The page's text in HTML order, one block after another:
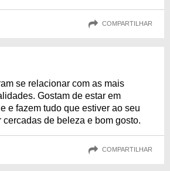
COMPARTILHAR
se relacionar com as mais
Gostam de estar em
e fazem tudo que estiver ao seu
de beleza e bom gosto.
COMPARTILHAR